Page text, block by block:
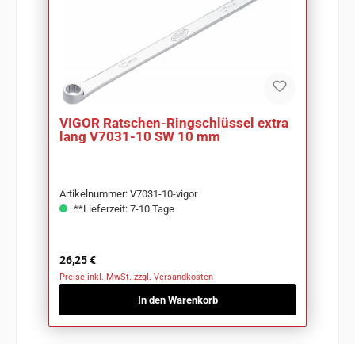
VIGOR Ratschen-Ringschlüssel extra
lang V7031-10 SW 10 mm
Artikelnummer: V7031-10-vigor
**Lieferzeit: 7-10 Tage
Regulärer Preis:
26,25 €
Preise inkl. MwSt. zzgl. Versandkosten
In den Warenkorb